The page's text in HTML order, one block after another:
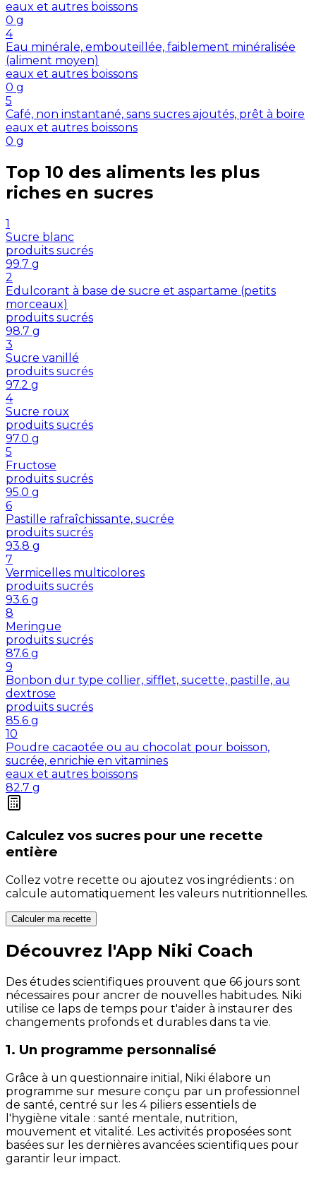
eaux et autres boissons
0 g
4
Eau minérale, embouteillée, faiblement minéralisée
(aliment moyen)
eaux et autres boissons
0 g
5
Café, non instantané, sans sucres ajoutés, prêt à boire
eaux et autres boissons
0 g
Top 10 des aliments les plus
riches en sucres
1
Sucre blanc
produits sucrés
99.7 g
2
Edulcorant à base de sucre et aspartame (petits
morceaux)
produits sucrés
98.7 g
3
Sucre vanillé
produits sucrés
97.2 g
4
Sucre roux
produits sucrés
97.0 g
5
Fructose
produits sucrés
95.0 g
6
Pastille rafraîchissante, sucrée
produits sucrés
93.8 g
7
Vermicelles multicolores
produits sucrés
93.6 g
8
Meringue
produits sucrés
87.6 g
9
Bonbon dur type collier, sifflet, sucette, pastille, au
dextrose
produits sucrés
85.6 g
10
Poudre cacaotée ou au chocolat pour boisson,
sucrée, enrichie en vitamines
eaux et autres boissons
82.7 g
Calculez vos sucres pour une recette
entière
Collez votre recette ou ajoutez vos ingrédients : on
calcule automatiquement les valeurs nutritionnelles.
Calculer ma recette
Découvrez l'App Niki Coach
Des études scientifiques prouvent que 66 jours sont
nécessaires pour ancrer de nouvelles habitudes. Niki
utilise ce laps de temps pour t'aider à instaurer des
changements profonds et durables dans ta vie.
1. Un programme personnalisé
Grâce à un questionnaire initial, Niki élabore un
programme sur mesure conçu par un professionnel
de santé, centré sur les 4 piliers essentiels de
l'hygiène vitale : santé mentale, nutrition,
mouvement et vitalité. Les activités proposées sont
basées sur les dernières avancées scientifiques pour
garantir leur impact.